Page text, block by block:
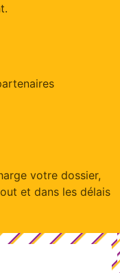
votre dossier,
et dans les délais